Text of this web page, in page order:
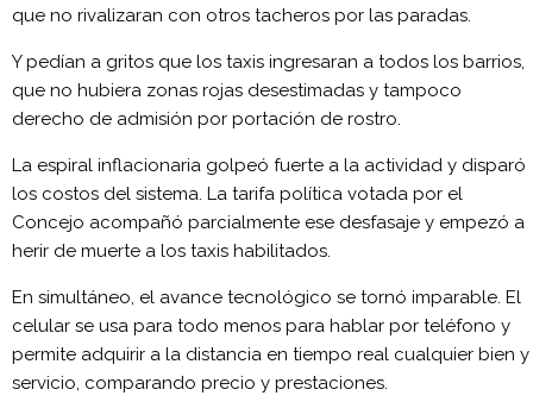
que no rivalizaran con otros tacheros por las paradas.
Y pedían a gritos que los taxis ingresaran a todos los barrios,
que no hubiera zonas rojas desestimadas y tampoco
derecho de admisión por portación de rostro.
La espiral inflacionaria golpeó fuerte a la actividad y disparó
los costos del sistema. La tarifa política votada por el
Concejo acompañó parcialmente ese desfasaje y empezó a
herir de muerte a los taxis habilitados.
En simultáneo, el avance tecnológico se tornó imparable. El
celular se usa para todo menos para hablar por teléfono y
permite adquirir a la distancia en tiempo real cualquier bien y
servicio, comparando precio y prestaciones.